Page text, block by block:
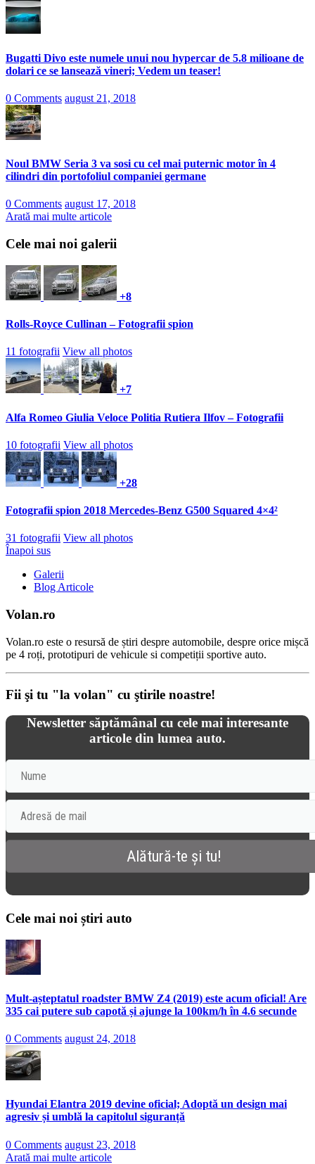
Bugatti Divo este numele unui nou hypercar de 5.8 milioane de
dolari ce se lansează vineri; Vedem un teaser!
0 Comments august 21, 2018
Noul BMW Seria 3 va sosi cu cel mai puternic motor în 4
cilindri din portofoliul companiei germane
0 Comments august 17, 2018
Arată mai multe articole
Cele mai noi galerii
+8
Rolls-Royce Cullinan – Fotografii spion
11 fotografii View all photos
+7
Alfa Romeo Giulia Veloce Politia Rutiera Ilfov – Fotografii
10 fotografii View all photos
+28
Fotografii spion 2018 Mercedes-Benz G500 Squared 4×4²
31 fotografii View all photos
Înapoi sus
Galerii
Blog Articole
Volan.ro
Volan.ro este o resursă de știri despre automobile, despre orice mișcă
pe 4 roți, prototipuri de vehicule si competiții sportive auto.
Fii şi tu "la volan" cu ştirile noastre!
Newsletter săptămânal cu cele mai interesante
articole din lumea auto.
Cele mai noi știri auto
Mult-așteptatul roadster BMW Z4 (2019) este acum oficial! Are
335 cai putere sub capotă și ajunge la 100km/h în 4.6 secunde
0 Comments august 24, 2018
Hyundai Elantra 2019 devine oficial; Adoptă un design mai
agresiv și umblă la capitolul siguranță
0 Comments august 23, 2018
Arată mai multe articole